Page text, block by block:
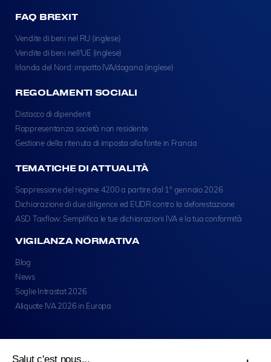
Salut c'est nous...
FAQ BREXIT
Vendite di beni nel RU (inglese)
Vendite di beni nell'UE (inglese)
Irlanda del Nord: impatto IVA/dogana (inglese)
REGOLAMENTI SOCIALI
Distacco di dipendenti
Rappresentanza società non residente
Gestione della ritenuta di imposta alla fonte in Francia
TEMATICHE DI ATTUALITÀ
Soppressione del regime 4200 a partire dal 1° gennaio 2026
Dichiarazione di due diligence ed EUDR contro la deforestazione
ASD Taxflow: Semplifica le tue dichiarazioni IVA e la tua conformità
VIGILANZA NORMATIVA
Blog
News
Soglie Intrastat 2026
Aliquote IVA 2026 in Europa